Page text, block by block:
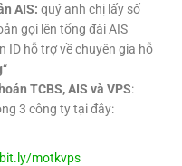
AIS: quý anh chị lấy số
gọi lên tổng đài AIS
ID hỗ trợ về chuyên gia hỗ
“
TCBS, AIS và VPS:
3 công ty tại đây:
motkvps